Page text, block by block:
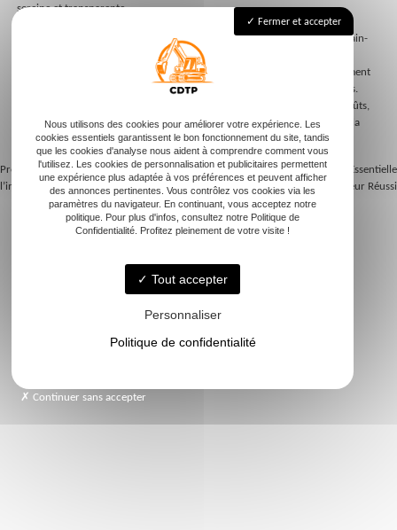
sereine et transparente.
Le budget global doit inclure tous les postes de dépenses : matériaux, main-
d’œuvre, mais aussi d’éventuels frais annexes. Certaines solutions de
financement peuvent être disponibles selon la nature du projet, notamment
pour des rénovations énergétiques ou des restaurations de bâtis anciens.
Pensez également à prévoir une marge pour d’éventuelles hausses de coûts,
afin de maintenir le projet sous contrôle tout en respectant les délais et la
qualité attendue.
Navigation
Previous: Aménagement extérieur :
l’importance du terrassement
Next: Terrassement : Une Base Essentielle
pour un Aménagement Extérieur Réussi
Accueil
Terrassement
Maçonnerie
Assainissement
Qui sommes-nous ?
Fermer et accepter
Nous utilisons des cookies pour améliorer votre expérience. Les
cookies essentiels garantissent le bon fonctionnement du site, tandis
que les cookies d'analyse nous aident à comprendre comment vous
l'utilisez. Les cookies de personnalisation et publicitaires permettent
une expérience plus adaptée à vos préférences et peuvent afficher
des annonces pertinentes. Vous contrôlez vos cookies via les
paramètres du navigateur. En continuant, vous acceptez notre
politique. Pour plus d'infos, consultez notre Politique de
Confidentialité. Profitez pleinement de votre visite !
Tout accepter
Personnaliser
Politique de confidentialité
Continuer sans accepter